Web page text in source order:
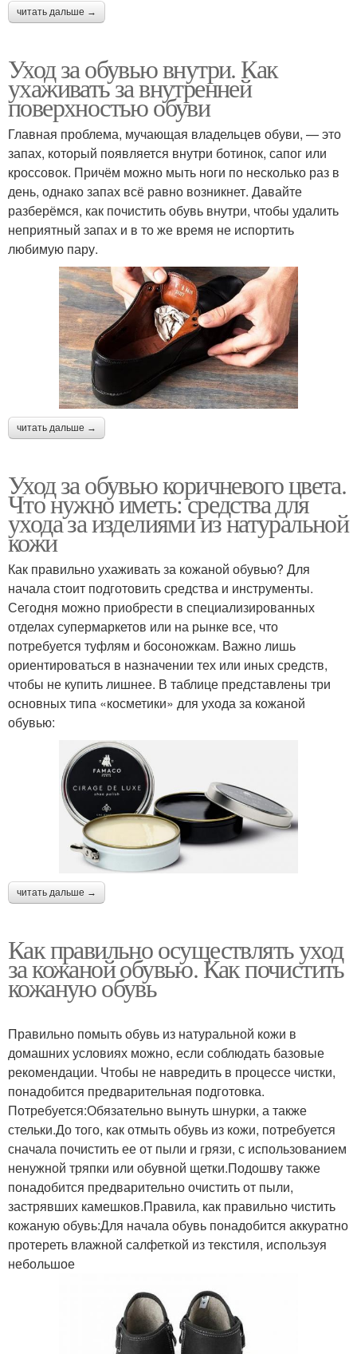
читать дальше →
Уход за обувью внутри. Как
ухаживать за внутренней
поверхностью обуви
Главная проблема, мучающая владельцев обуви, — это
запах, который появляется внутри ботинок, сапог или
кроссовок. Причём можно мыть ноги по несколько раз в
день, однако запах всё равно возникнет. Давайте
разберёмся, как почистить обувь внутри, чтобы удалить
неприятный запах и в то же время не испортить
любимую пару.
читать дальше →
Уход за обувью коричневого цвета.
Что нужно иметь: средства для
ухода за изделиями из натуральной
кожи
Как правильно ухаживать за кожаной обувью? Для
начала стоит подготовить средства и инструменты.
Сегодня можно приобрести в специализированных
отделах супермаркетов или на рынке все, что
потребуется туфлям и босоножкам. Важно лишь
ориентироваться в назначении тех или иных средств,
чтобы не купить лишнее. В таблице представлены три
основных типа «косметики» для ухода за кожаной
обувью:
читать дальше →
Как правильно осуществлять уход
за кожаной обувью. Как почистить
кожаную обувь
Правильно помыть обувь из натуральной кожи в
домашних условиях можно, если соблюдать базовые
рекомендации. Чтобы не навредить в процессе чистки,
понадобится предварительная подготовка.
Потребуется:Обязательно вынуть шнурки, а также
стельки.До того, как отмыть обувь из кожи, потребуется
сначала почистить ее от пыли и грязи, с использованием
ненужной тряпки или обувной щетки.Подошву также
понадобится предварительно очистить от пыли,
застрявших камешков.Правила, как правильно чистить
кожаную обувь:Для начала обувь понадобится аккуратно
протереть влажной салфеткой из текстиля, используя
небольшое